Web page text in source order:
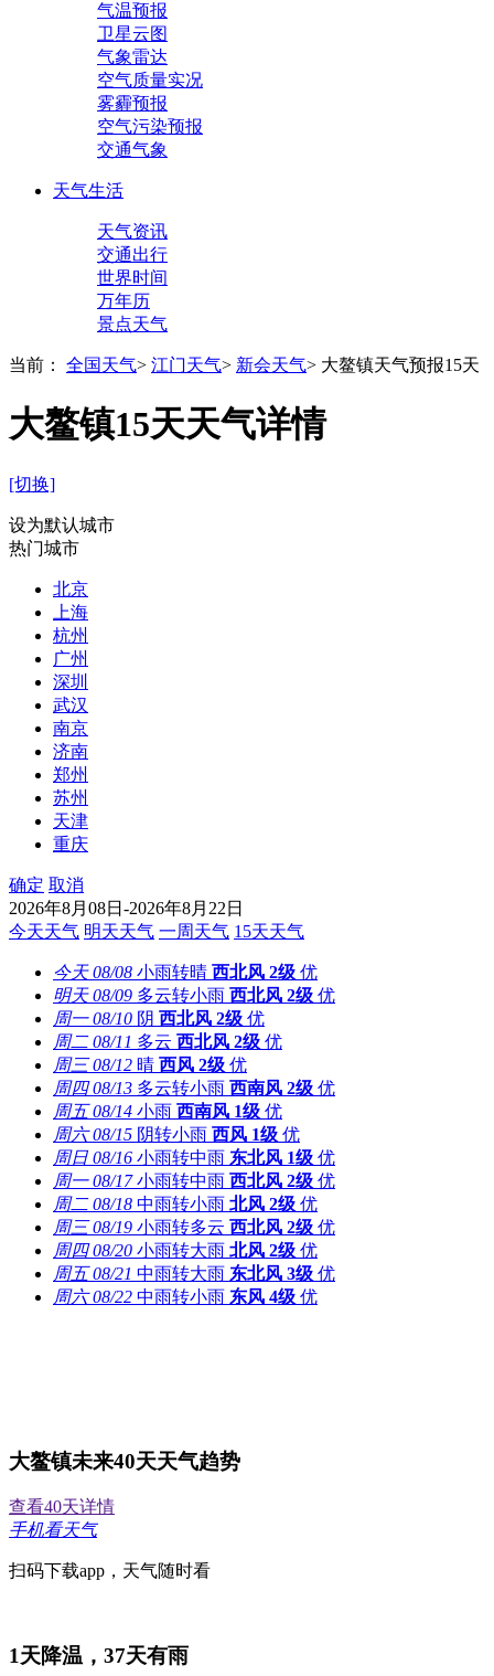
气温预报
卫星云图
气象雷达
空气质量实况
雾霾预报
空气污染预报
交通气象
天气生活
天气资讯
交通出行
世界时间
万年历
景点天气
当前： 全国天气> 江门天气> 新会天气> 大鳌镇天气预报15天
大鳌镇15天天气详情
[切换]
设为默认城市
热门城市
北京
上海
杭州
广州
深圳
武汉
南京
济南
郑州
苏州
天津
重庆
确定 取消
2026年8月08日-2026年8月22日
今天天气 明天天气 一周天气 15天天气
今天 08/08 小雨转晴 西北风 2级 优
明天 08/09 多云转小雨 西北风 2级 优
周一 08/10 阴 西北风 2级 优
周二 08/11 多云 西北风 2级 优
周三 08/12 晴 西风 2级 优
周四 08/13 多云转小雨 西南风 2级 优
周五 08/14 小雨 西南风 1级 优
周六 08/15 阴转小雨 西风 1级 优
周日 08/16 小雨转中雨 东北风 1级 优
周一 08/17 小雨转中雨 西北风 2级 优
周二 08/18 中雨转小雨 北风 2级 优
周三 08/19 小雨转多云 西北风 2级 优
周四 08/20 小雨转大雨 北风 2级 优
周五 08/21 中雨转大雨 东北风 3级 优
周六 08/22 中雨转小雨 东风 4级 优
大鳌镇未来40天天气趋势
查看40天详情
手机看天气
扫码下载app，天气随时看
1天降温， 37天有雨